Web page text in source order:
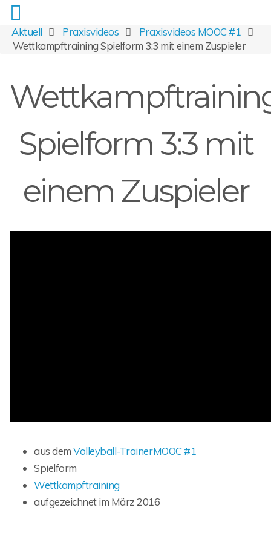
Aktuell Praxisvideos
Praxisvideos MOOC #1
Wettkampftraining Spielform 3:3 mit einem Zuspieler
Spielform 3:3 mit
einem Zuspieler
aus demVolleyball-TrainerMOOC #1
Spielform
Wettkampftraining
aufgezeichnet im März 2016